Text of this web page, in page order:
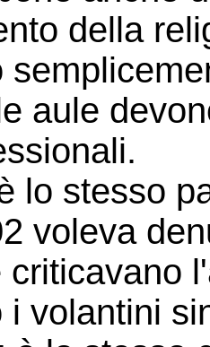
della
aule
lo stesso
voleva
criticavano
i volantini